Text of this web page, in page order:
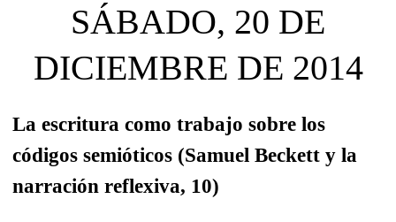
SÁBADO, 20 DE
DICIEMBRE DE 2014
La escritura como trabajo sobre los
códigos semióticos (Samuel Beckett y la
narración reflexiva, 10)